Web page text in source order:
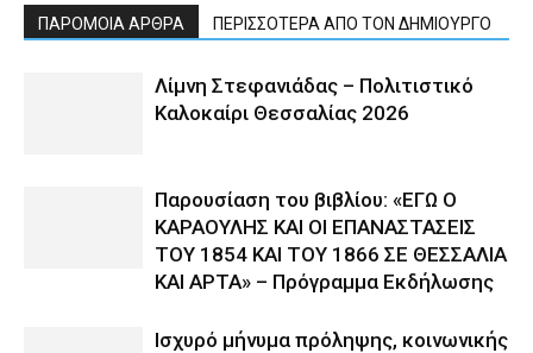
ΠΑΡΟΜΟΙΑ ΑΡΘΡΑ ΠΕΡΙΣΣΟΤΕΡΑ ΑΠΟ ΤΟΝ ΔΗΜΙΟΥΡΓΟ
Λίμνη Στεφανιάδας – Πολιτιστικό
Καλοκαίρι Θεσσαλίας 2026
Παρουσίαση του βιβλίου: «ΕΓΩ Ο
ΚΑΡΑΟΥΛΗΣ ΚΑΙ ΟΙ ΕΠΑΝΑΣΤΑΣΕΙΣ
ΤΟΥ 1854 ΚΑΙ ΤΟΥ 1866 ΣΕ ΘΕΣΣΑΛΙΑ
ΚΑΙ ΑΡΤΑ» – Πρόγραμμα Εκδήλωσης
Ισχυρό μήνυμα πρόληψης, κοινωνικής